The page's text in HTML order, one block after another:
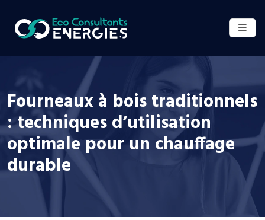
Fourneaux à bois traditionnels
: techniques d’utilisation
optimale pour un chauffage
durable